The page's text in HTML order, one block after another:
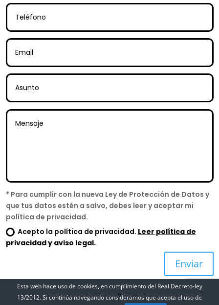
* Para cumplir con la nueva Ley de Protección de Datos y
que tus datos estén a salvo, debes leer y aceptar mi
política de privacidad.
Acepto la política de privacidad. Leer política de
privacidad y aviso legal.
Enviar
Esta web hace uso de cookies, en cumplimiento del Real Decreto-ley
13/2012. Si continúa navegando consideramos que acepta el uso de